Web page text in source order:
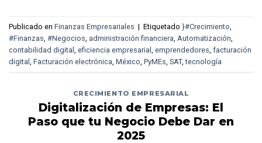
Publicado en Finanzas Empresariales | Etiquetado }#Crecimiento
#Finanzas #Negocios administración financiera Automatización
contabilidad digital eficiencia empresarial emprendedores facturación
digital Facturación electrónica México PyMEs SAT,tecnología
CRECIMIENTO EMPRESARIAL
Digitalización de Empresas: El
Paso que tu Negocio Debe Dar en
2025